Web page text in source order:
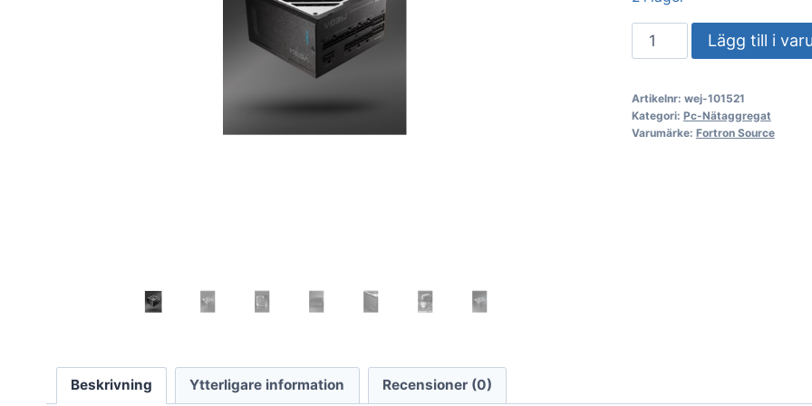
PC-
nätaggregat
FSP
Mega-
Lägg till i
Artikelnr: wej-101521
Kategori: Pc-Nätaggregat
Varumärke: Fortron Source
Beskrivning Ytterligare information Recensioner (0)